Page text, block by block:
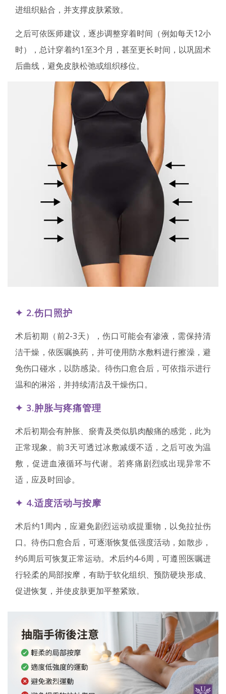
进组织贴合，并支撑皮肤紧致。
之后可依医师建议，逐步调整穿着时间（例如每天12小
时），总计穿着约1至3个月，甚至更长时间，以巩固术
后曲线，避免皮肤松弛或组织移位。
✦ 2.伤口照护
术后初期（前2-3天），伤口可能会有渗液，需保持清
洁干燥，依医嘱换药，并可使用防水敷料进行擦澡，避
免伤口碰水，以防感染。待伤口愈合后，可依指示进行
温和的淋浴，并持续清洁及干燥伤口。
✦ 3.肿胀与疼痛管理
术后初期会有肿胀、瘀青及类似肌肉酸痛的感觉，此为
正常现象。前3天可透过冰敷减缓不适，之后可改为温
敷，促进血液循环与代谢。若疼痛剧烈或出现异常不
适，应及时回诊。
✦ 4.适度活动与按摩
术后约1周内，应避免剧烈运动或提重物，以免拉扯伤
口。待伤口愈合后，可逐渐恢复低强度活动，如散步，
约6周后可恢复正常运动。术后约4-6周，可遵照医嘱进
行轻柔的局部按摩，有助于软化组织、预防硬块形成、
促进恢复，并使皮肤更加平整紧致。